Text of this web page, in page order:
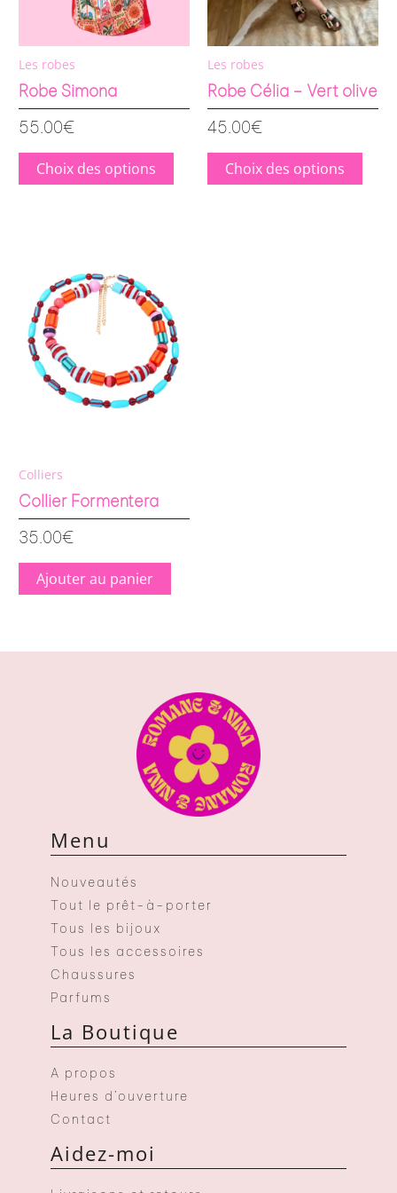
Les robes
Robe Simona
55.00€
Choix des options
choisies
page
produit
Les robes
Robe Célia – Vert olive
45.00€
Choix des options
être
page
Colliers
Collier Formentera
35.00€
Ajouter au panier
Menu
Nouveautés
Tout le prêt-à-porter
Tous les bijoux
Tous les accessoires
Chaussures
Parfums
La Boutique
A propos
Heures d’ouverture
Contact
Aidez-moi